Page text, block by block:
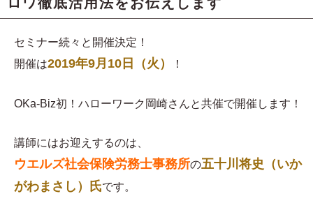
セミナー続々と開催決定！
開催は2019年9月10日（火） ！
OKa-Biz初！ハローワーク岡崎さんと共催で開催します！
講師にはお迎えするのは、
ウエルズ社会保険労務士事務所の五十川将史（いか
がわまさし）氏です。